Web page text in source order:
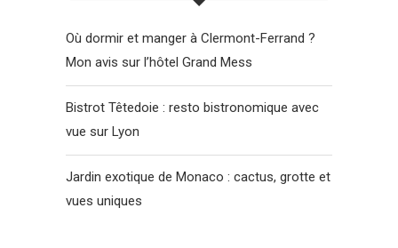
Où dormir et manger à Clermont-Ferrand ?
Mon avis sur l’hôtel Grand Mess
Bistrot Têtedoie : resto bistronomique avec
vue sur Lyon
Jardin exotique de Monaco : cactus, grotte et
vues uniques